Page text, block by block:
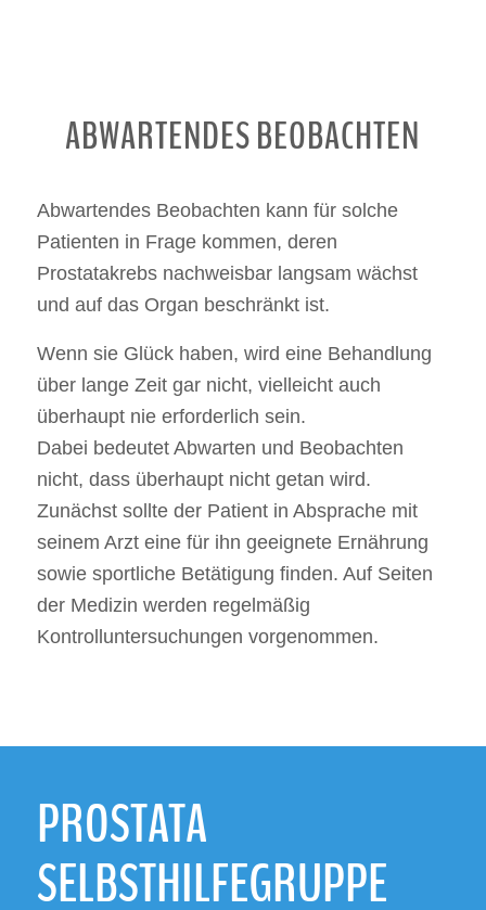
ABWARTENDES BEOBACHTEN
Abwartendes Beobachten kann für solche
Patienten in Frage kommen, deren
Prostatakrebs nachweisbar langsam wächst
und auf das Organ beschränkt ist.
Wenn sie Glück haben, wird eine Behandlung
über lange Zeit gar nicht, vielleicht auch
überhaupt nie erforderlich sein.
Dabei bedeutet Abwarten und Beobachten
nicht, dass überhaupt nicht getan wird.
Zunächst sollte der Patient in Absprache mit
seinem Arzt eine für ihn geeignete Ernährung
sowie sportliche Betätigung finden. Auf Seiten
der Medizin werden regelmäßig
Kontrolluntersuchungen vorgenommen.
PROSTATA
SELBSTHILFEGRUPPE